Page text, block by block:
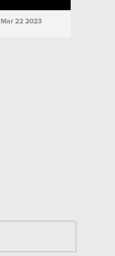
Mar 22 2023